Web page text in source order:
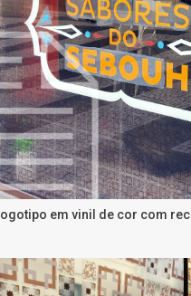
logotipo em vinil de cor com